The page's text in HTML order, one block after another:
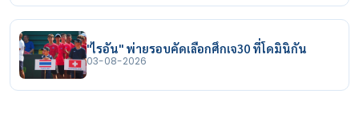
"ไรอัน" พ่ายรอบคัดเลือกศึกเจ30 ที่โดมินิกัน
03-08-2026